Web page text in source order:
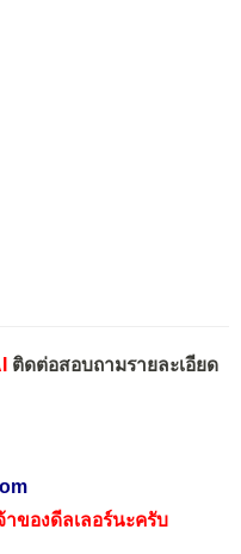
ติดต่อสอบถามรายละเอียด
าของดีลเลอร์นะครับ